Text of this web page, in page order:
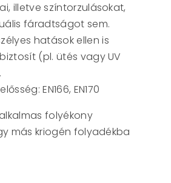
illetve színtorzulásokat,
fáradtságot sem.
hatások ellen is
(pl. ütés vagy UV
EN166, EN170
folyékony
más kriogén folyadékba